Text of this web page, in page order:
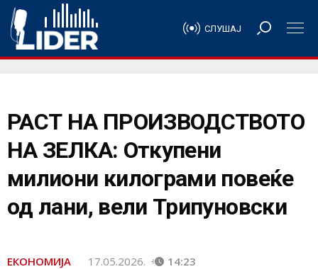
СЛУШАЈ
РАСТ НА ПРОИЗВОДСТВОТО
НА ЗЕЛКА: Откупени
милиони килограми повеќе
од лани, вели Трипуновски
ЕКОНОМИЈА 17.05.2026. 14:23